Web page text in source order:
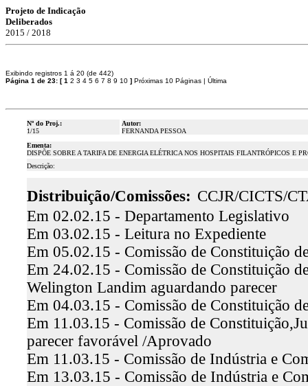
Projeto de Indicação
Deliberados
2015 / 2018
Exibindo registros 1 á 20 (de 442)
Página 1 de 23: [1 2 3 4 5 6 7 8 9 10 ] Próximas 10 Páginas | Última
Nº do Proj.:
1/15
Autor:
FERNANDA PESSOA
Ementa:
DISPÕE SOBRE A TARIFA DE ENERGIA ELÉTRICA NOS HOSPITAIS FILANTRÓPICOS E
Descrição:
Distribuição/Comissões: CCJR/CICTS/
Em 02.02.15 - Departamento Legislativo
Em 03.02.15 - Leitura no Expediente
Em 05.02.15 - Comissão de Constituição
Em 24.02.15 - Comissão de Constituição
Welington Landim aguardando parecer
Em 04.03.15 - Comissão de Constituição
Em 11.03.15 - Comissão de
parecer favorável /Aprovado
Em 11.03.15 - Comissão de Indústria e
Em 13.03.15 - Comissão de Indústria e